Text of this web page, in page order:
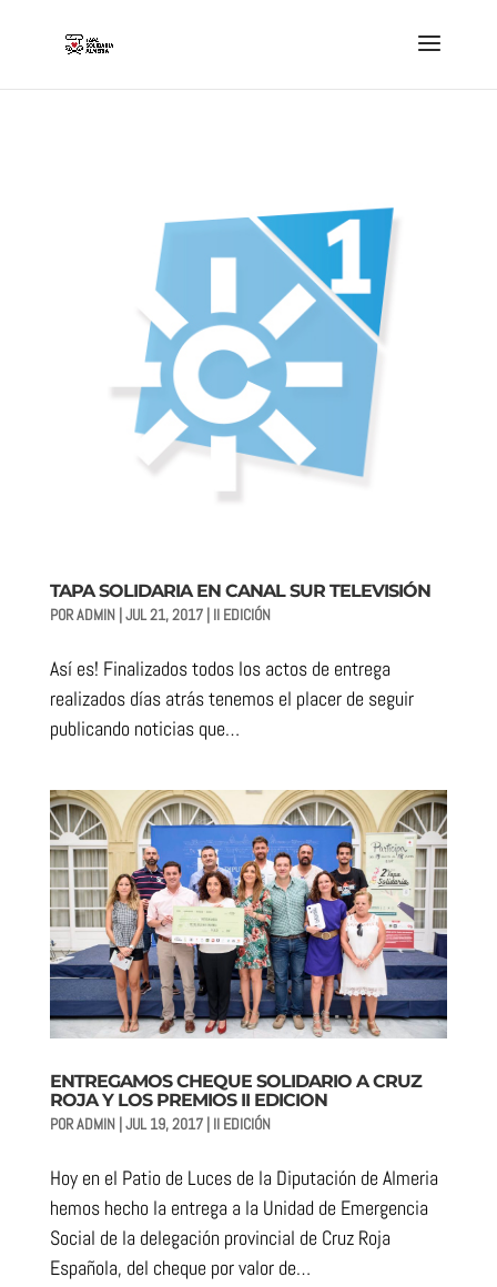
TAPA SOLIDARIA EN CANAL SUR TELEVISIÓN
PORADMIN JUL 21, 2017| II EDICIÓN
Así es! Finalizados todos los actos de entrega
realizados días atrás tenemos el placer de seguir
publicando noticias que…
ENTREGAMOS CHEQUE SOLIDARIO A CRUZ
ROJA Y LOS PREMIOS II EDICION
PORADMIN JUL 19, 2017| II EDICIÓN
Hoy en el Patio de Luces de la Diputación de Almeria
hemos hecho la entrega a la Unidad de Emergencia
Social de la delegación provincial de Cruz Roja
Española, del cheque por valor de…